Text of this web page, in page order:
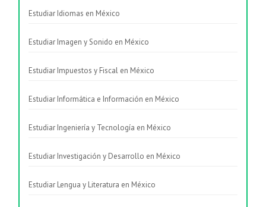
Estudiar Idiomas en México
Estudiar Imagen y Sonido en México
Estudiar Impuestos y Fiscal en México
Estudiar Informática e Información en México
Estudiar Ingeniería y Tecnología en México
Estudiar Investigación y Desarrollo en México
Estudiar Lengua y Literatura en México